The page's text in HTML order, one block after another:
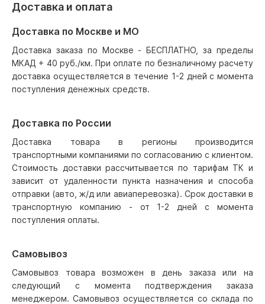
Доставка и оплата
Доставка по Москве и МО
Доставка заказа по Москве - БЕСПЛАТНО, за пределы
МКАД + 40 руб./км. При оплате по безналичному расчету
доставка осуществляется в течение 1-2 дней с момента
поступления денежных средств.
Доставка по России
Доставка товара в регионы производится
транспортными компаниями по согласованию с клиентом.
Стоимость доставки рассчитывается по тарифам ТК и
зависит от удаленности пункта назначения и способа
отправки (авто, ж/д или авиаперевозка). Срок доставки в
транспортную компанию - от 1-2 дней с момента
поступления оплаты.
Самовывоз
Самовывоз товара возможен в день заказа или на
следующий с момента подтверждения заказа
менеджером. Самовывоз осуществляется со склада по